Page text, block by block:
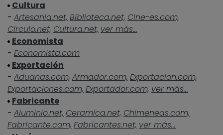
Cultura
- Artesania.net, Biblioteca.net, Cine-es.com,
Circulo.net, Cultura.net, ver más...
Economista
- Economista.com
Exportación
- Aduanas.com, Armador.com, Exportacion.com,
Exportaciones.com, Exportador.com, ver más...
Fabricante
- Aluminio.net, Ceramica.net, Chimeneas.com,
Fabricante.com, Fabricantes.net, ver más...